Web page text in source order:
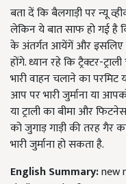
बता दें कि बैलगाड़ी पर न्यू
लेकिन ये बात साफ हो गई है
के अंतर्गत आयेंगें और इसलिए
होंगे. ध्यान रहे कि ट्रैक्टर-
भारी वाहन चलाने का परमिट
आप पर भारी जुर्माना या
या ट्राली का बीमा और फिटनेस
को जुगाड़ गाड़ी की तरह गैर
भारी जुर्माना हो सकता है.
English Summary:new